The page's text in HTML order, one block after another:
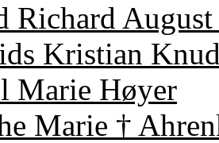
Richard
Kristian
Marie Høyer
Marie †